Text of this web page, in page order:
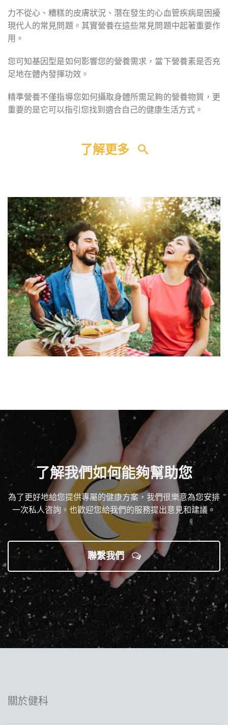
力不從心、糟糕的皮膚狀況、潛在發生的心血管疾病是困擾
現代人的常見問題。其實營養在這些常見問題中起著重要作
用。
您可知基因型是如何影響您的營養需求，當下營養素是否充
足地在體內發揮功效。
精準營養不僅指導您如何攝取身體所需足夠的營養物質，更
重要的是它可以指引您找到適合自己的健康生活方式。
了解更多
了解我們如何能夠幫助您
為了更好地給您提供專屬的健康方案，我們很樂意為您安排
一次私人咨詢。也歡迎您給我們的服務提出意見和建議。
聯繫我們
關於健科